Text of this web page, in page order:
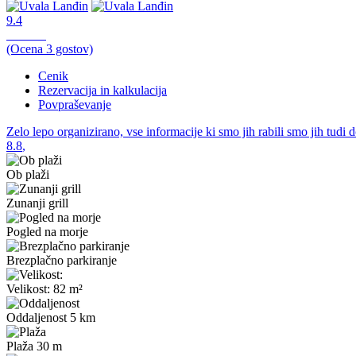
9.4
(Ocena 3 gostov)
Cenik
Rezervacija in kalkulacija
Povpraševanje
Zelo lepo organizirano, vse informacije ki smo jih rabili smo jih tudi
8.8,
Ob plaži
Zunanji grill
Pogled na morje
Brezplačno parkiranje
Velikost: 82 m²
Oddaljenost 5 km
Plaža 30 m